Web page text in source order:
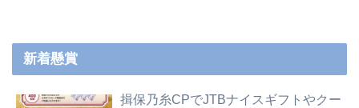
新着懸賞
揖保乃糸CPでJTBナイスギフトやクー